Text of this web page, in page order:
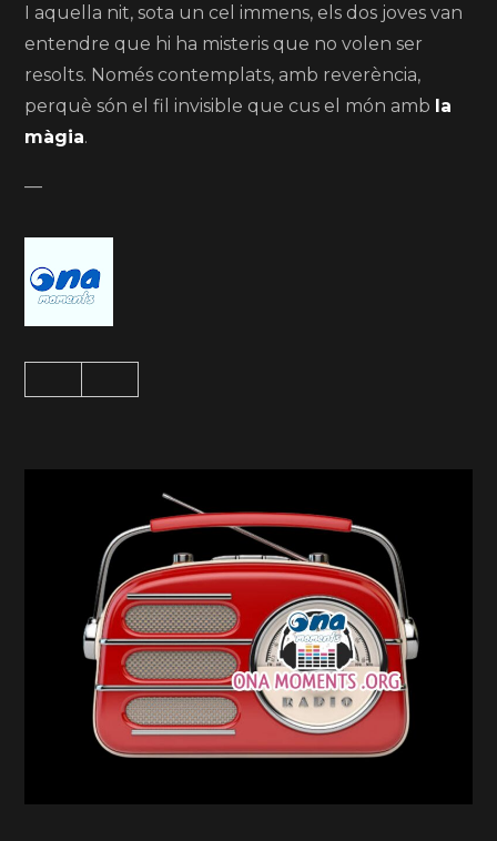
I aquella nit, sota un cel immens, els dos joves van
entendre que hi ha misteris que no volen ser
resolts. Només contemplats, amb reverència,
perquè són el fil invisible que cus el món amb la
màgia.
—